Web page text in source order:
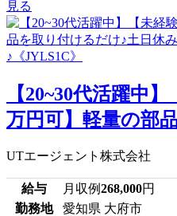
見る
【20~30代活躍中
万円可】軽量の部
UTエージェント株式会社
給与 月収例268,000円
勤務地
愛知県 大府市